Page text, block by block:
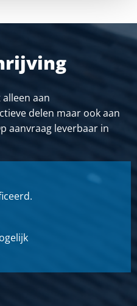
aan
delen maar ook aan
aanvraag leverbaar in